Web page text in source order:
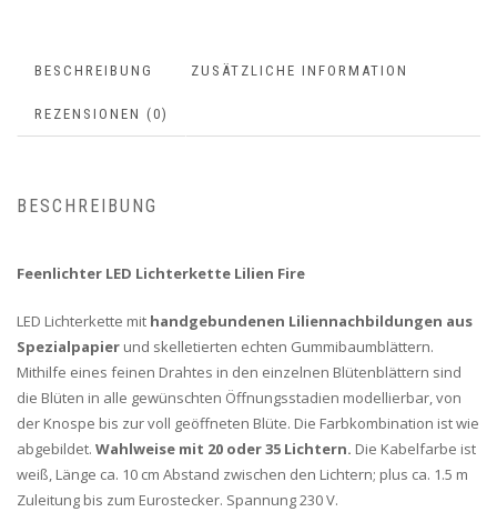
BESCHREIBUNG ZUSÄTZLICHE INFORMATION
REZENSIONEN (0)
BESCHREIBUNG
Feenlichter LED Lichterkette Lilien Fire
LED Lichterkette mit handgebundenen Liliennachbildungen aus
Spezialpapier und skelletierten echten Gummibaumblättern.
Mithilfe eines feinen Drahtes in den einzelnen Blütenblättern sind
die Blüten in alle gewünschten Öffnungsstadien modellierbar, von
der Knospe bis zur voll geöffneten Blüte. Die Farbkombination ist wie
abgebildet. Wahlweise mit 20 oder 35 Lichtern. Die Kabelfarbe ist
weiß, Länge ca. 10 cm Abstand zwischen den Lichtern; plus ca. 1.5 m
Zuleitung bis zum Eurostecker. Spannung 230 V.